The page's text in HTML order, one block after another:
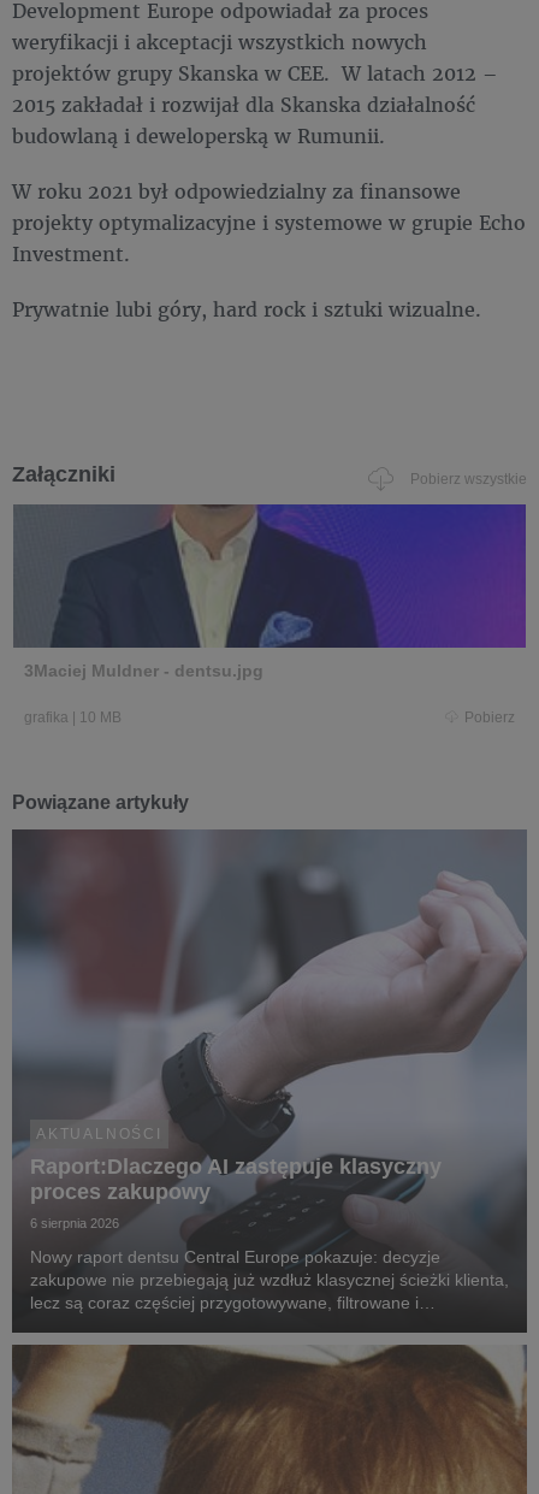
Development Europe odpowiadał za proces
weryfikacji i akceptacji wszystkich nowych
projektów grupy Skanska w CEE. W latach 2012 –
2015 zakładał i rozwijał dla Skanska działalność
budowlaną i deweloperską w Rumunii.
W roku 2021 był odpowiedzialny za finansowe
projekty optymalizacyjne i systemowe w grupie Echo
Investment.
Prywatnie lubi góry, hard rock i sztuki wizualne.
Załączniki Pobierz wszystkie
3Maciej Muldner - dentsu.jpg
grafika | 10 MB Pobierz
Powiązane artykuły
AKTUALNOŚCI
Raport:Dlaczego AI zastępuje klasyczny
proces zakupowy
6 sierpnia 2026
Nowy raport dentsu Central Europe pokazuje: decyzje
zakupowe nie przebiegają już wzdłuż klasycznej ścieżki klienta,
lecz są coraz częściej przygotowywane, filtrowane i
inteligencji.